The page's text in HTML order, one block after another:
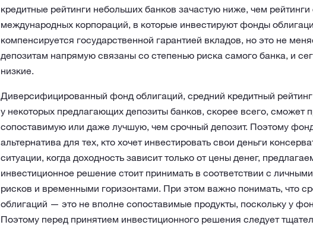
кредитные рейтинги небольших банков зачастую ниже, чем
международных корпораций, в которые инвестируют фонды
компенсируется государственной гарантией вкладов, но это не
депозитам напрямую связаны со степенью риска самого банка, и
низкие.
Диверсифицированный фонд облигаций, средний кредитный
у некоторых предлагающих депозиты банков, скорее всего, сможет
сопоставимую или даже лучшую, чем срочный депозит. Поэтому
альтернатива для тех, кто хочет инвестировать свои деньги
ситуации, когда доходность зависит только от цены денег,
инвестиционное решение стоит принимать в соответствии с
рисков и временными горизонтами. При этом важно понимать, что
облигаций — это не вполне сопоставимые продукты, поскольку у
Поэтому перед принятием инвестиционного решения следует